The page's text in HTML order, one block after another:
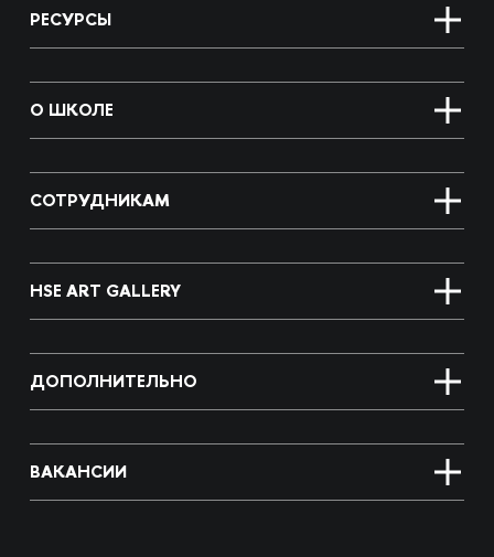
РЕСУРСЫ
О ШКОЛЕ
СОТРУДНИКАМ
HSE ART GALLERY
ДОПОЛНИТЕЛЬНО
ВАКАНСИИ